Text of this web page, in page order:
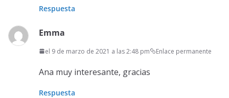
Respuesta
Emma
el 9 de marzo de 2021 a las 2:48 pm Enlace permanente
Ana muy interesante, gracias
Respuesta